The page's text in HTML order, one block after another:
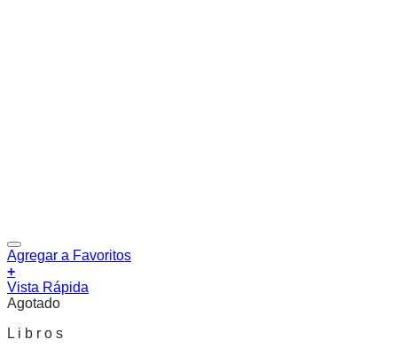
Agregar a Favoritos
+
Vista Rápida
Agotado
L i b r o s